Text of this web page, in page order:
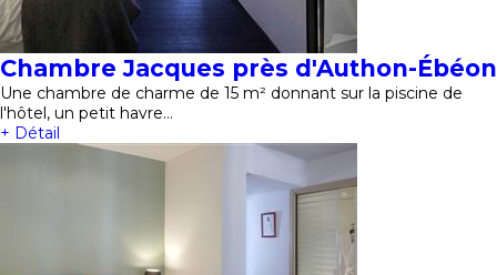
Chambre Jacques près d'Authon-Ébéon
Une chambre de charme de 15 m² donnant sur la piscine de
l'hôtel, un petit havre…
+ Détail